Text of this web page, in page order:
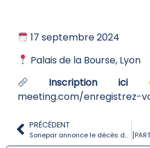
17 septembre 2024
Palais de la Bourse, Lyon
Inscription ici
meeting.com/enregistrez-
PRÉCÉDENT
Sonepar annonce le décès de Roger Monnami